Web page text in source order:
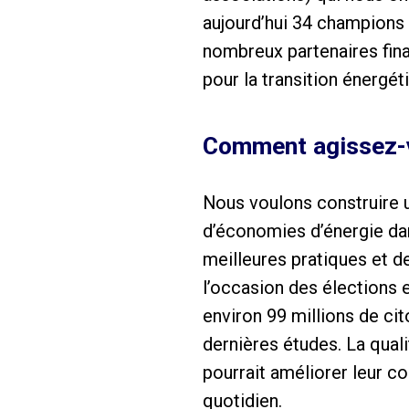
aujourd’hui 34
nombreux partenaires
pour la transition
Comment
Nous voulons
d’économies d’énergie
meilleures pratiques et
l’occasion des élections
environ 99 millions de
dernières études. La
pourrait améliorer leur
quotidien.